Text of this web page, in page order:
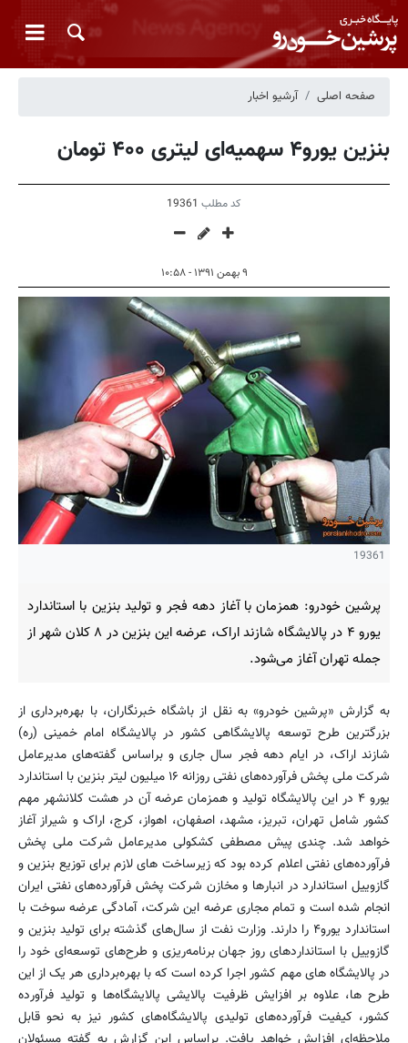
صفحه اصلی آرشیو اخبار
بنزین یورو۴ سهمیه‌ای لیتری ۴۰۰ تومان
کد مطلب 19361
۹ بهمن ۱۳۹۱ - ۱۰:۵۸
19361
پرشین خودرو: همزمان با آغاز دهه فجر و تولید بنزین با استاندارد
یورو ۴ در پالایشگاه شازند اراک، عرضه این بنزین در ۸ کلان شهر از
جمله تهران آغاز می‌شود.
به گزارش «پرشین خودرو» به نقل از باشگاه خبرنگاران، با بهره‌برداری از
بزرگترین طرح توسعه پالایشگاهی کشور در پالایشگاه امام خمینی (ره)
شازند اراک، در ایام دهه فجر سال جاری و براساس گفته‌های مدیرعامل
شرکت ملی پخش فرآورده‌های نفتی روزانه ۱۶ میلیون لیتر بنزین با استاندارد
یورو ۴ در این پالایشگاه تولید و همزمان عرضه آن در هشت کلانشهر مهم
کشور شامل تهران، تبریز، مشهد، اصفهان، اهواز، کرج، اراک و شیراز آغاز
خواهد شد. چندی پیش مصطفی کشکولی مدیرعامل شرکت ملی پخش
فرآورده‌های نفتی اعلام کرده بود که زیرساخت های لازم برای توزیع بنزین و
گازوییل استاندارد در انبارها و مخازن شرکت پخش فرآورده‌های نفتی ایران
انجام شده است و تمام مجاری عرضه این شرکت، آمادگی عرضه سوخت با
استاندارد یورو۴ را دارند. وزارت نفت از سال‌های گذشته برای تولید بنزین و
گازوییل با استانداردهای روز جهان برنامه‌ریزی و طرح‌های توسعه‌ای خود را
در پالایشگاه های مهم کشور اجرا کرده است که با بهره‌برداری هر یک از این
طرح ها، علاوه بر افزایش ظرفیت پالایشی پالایشگاه‌ها و تولید فرآورده
کشور، کیفیت فرآورده‌های تولیدی پالایشگاه‌های کشور نیز به نحو قابل